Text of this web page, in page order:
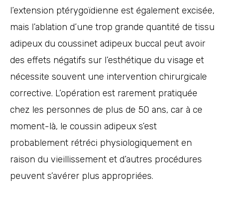
l’extension ptérygoïdienne est également excisée,
mais l’ablation d’une trop grande quantité de tissu
adipeux du coussinet adipeux buccal peut avoir
des effets négatifs sur l’esthétique du visage et
nécessite souvent une intervention chirurgicale
corrective. L’opération est rarement pratiquée
chez les personnes de plus de 50 ans, car à ce
moment-là, le coussin adipeux s’est
probablement rétréci physiologiquement en
raison du vieillissement et d’autres procédures
peuvent s’avérer plus appropriées.